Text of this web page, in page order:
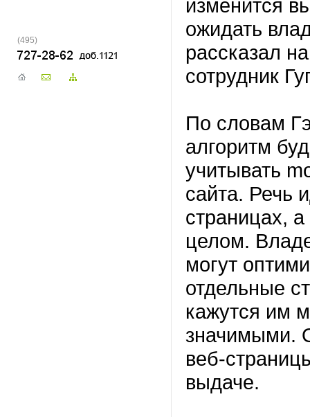
(495)
изменится
ожидать
рассказал
сотрудник
По словам
алгоритм
учитывать
сайта. Речь
страницах,
целом.
могут
отдельные
кажутся им
значимыми.
веб-
выдаче.